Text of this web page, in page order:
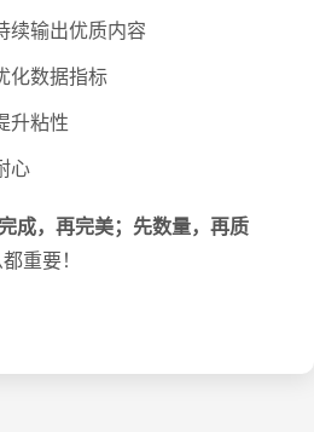
续输出优质内容
化数据指标
升粘性
心
成，再完美；先数量，再质
重要！